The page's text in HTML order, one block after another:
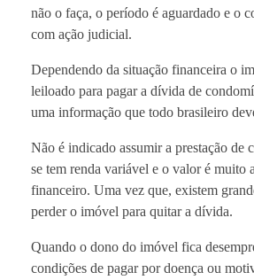
não o faça, o período é aguardado e o
com ação judicial.
Dependendo da situação financeira o
leiloado para pagar a dívida de
uma informação que todo brasileiro
Não é indicado assumir a prestação de
se tem renda variável e o valor é muito
financeiro. Uma vez que, existem
perder o imóvel para quitar a dívida.
Quando o dono do imóvel fica
condições de pagar por doença ou